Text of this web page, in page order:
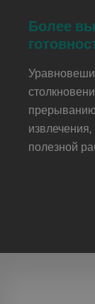
Более
полезной